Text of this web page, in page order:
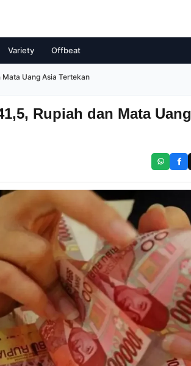
Variety Offbeat
Mata Uang Asia Tertekan
Rupiah dan Mata Uang